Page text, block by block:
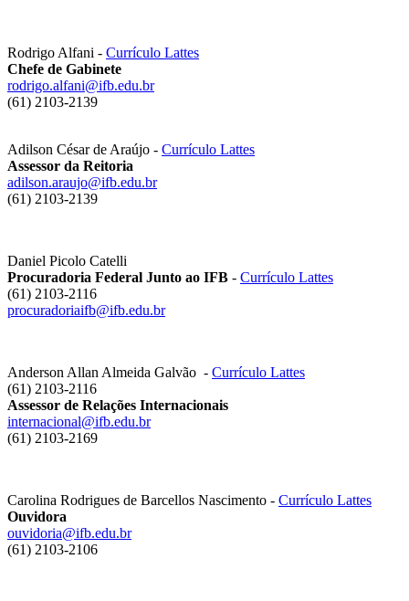
Rodrigo Alfani - Currículo Lattes
Chefe de Gabinete
rodrigo.alfani@ifb.edu.br
(61) 2103-2139
Adilson César de Araújo - Currículo Lattes
Assessor da Reitoria
adilson.araujo@ifb.edu.br
(61) 2103-2139
Daniel Picolo Catelli
Procuradoria Federal Junto ao IFB - Currículo Lattes
(61) 2103-2116
procuradoriaifb@ifb.edu.br
Anderson Allan Almeida Galvão - Currículo Lattes
(61) 2103-2116
Assessor de Relações Internacionais
internacional@ifb.edu.br
(61) 2103-2169
Carolina Rodrigues de Barcellos Nascimento - Currículo Lattes
Ouvidora
ouvidoria@ifb.edu.br
(61) 2103-2106